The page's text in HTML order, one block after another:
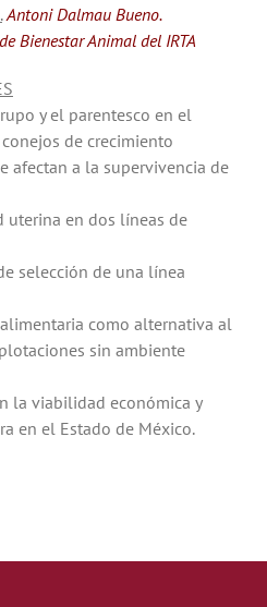
Antoni Dalmau Bueno.
Bienestar Animal del IRTA
y el parentesco en el
de crecimiento
afectan a la supervivencia de
uterina en dos líneas de
selección de una línea
como alternativa al
sin ambiente
la viabilidad económica y
en el Estado de México.